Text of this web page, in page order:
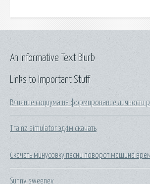
Links to Important Stuff
Влияние социума на формирование личности
Trainz simulator эд4м скачать
Скачать минусовку песни поворот машина
Sunny sweeney
An Informative Text Blurb